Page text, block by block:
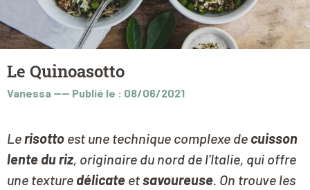
Le Quinoasotto
Vanessa ---- Publié le : 08/06/2021
Le risotto est une technique complexe de cuisson
lente du riz, originaire du nord de l'Italie, qui offre
une texture délicate etsavoureuse . On trouve les